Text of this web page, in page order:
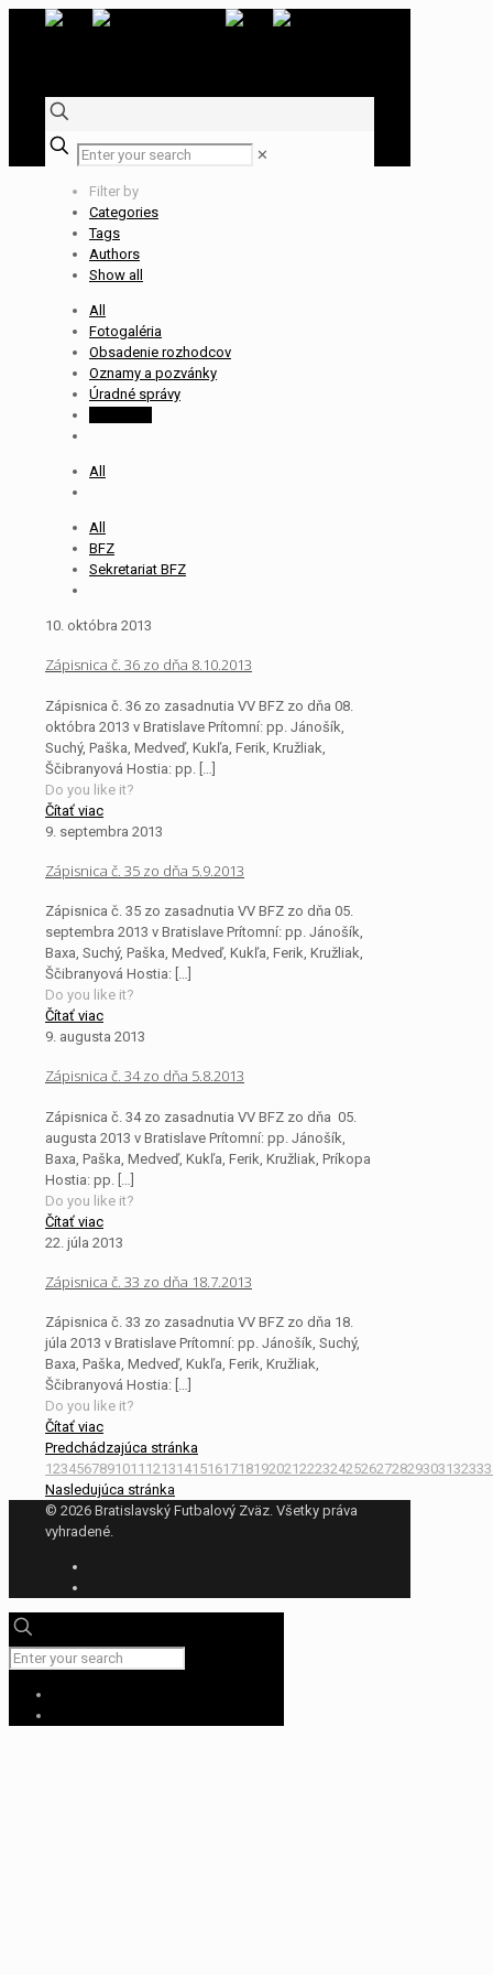
✕
Filter by
Categories
Tags
Authors
Show all
All
Fotogaléria
Obsadenie rozhodcov
Oznamy a pozvánky
Úradné správy
All
All
BFZ
Sekretariat BFZ
10. októbra 2013
Zápisnica č. 36 zo dňa 8.10.2013
Zápisnica č. 36 zo zasadnutia VV BFZ zo dňa 08.
októbra 2013 v Bratislave Prítomní: pp. Jánošík,
Suchý, Paška, Medveď, Kukľa, Ferik, Kružliak,
Ščibranyová Hostia: pp. […]
Do you like it?
Čítať viac
9. septembra 2013
Zápisnica č. 35 zo dňa 5.9.2013
Zápisnica č. 35 zo zasadnutia VV BFZ zo dňa 05.
septembra 2013 v Bratislave Prítomní: pp. Jánošík,
Baxa, Suchý, Paška, Medveď, Kukľa, Ferik, Kružliak,
Ščibranyová Hostia: […]
Do you like it?
Čítať viac
9. augusta 2013
Zápisnica č. 34 zo dňa 5.8.2013
Zápisnica č. 34 zo zasadnutia VV BFZ zo dňa 05.
augusta 2013 v Bratislave Prítomní: pp. Jánošík,
Baxa, Paška, Medveď, Kukľa, Ferik, Kružliak, Príkopa
Hostia: pp. […]
Do you like it?
Čítať viac
22. júla 2013
Zápisnica č. 33 zo dňa 18.7.2013
Zápisnica č. 33 zo zasadnutia VV BFZ zo dňa 18.
júla 2013 v Bratislave Prítomní: pp. Jánošík, Suchý,
Baxa, Paška, Medveď, Kukľa, Ferik, Kružliak,
Ščibranyová Hostia: […]
Do you like it?
Čítať viac
Predchádzajúca stránka
1234567891011 12131415161718192021222324252627282930313233
Nasledujúca stránka
© 2026 Bratislavský Futbalový Zväz. Všetky práva
vyhradené.